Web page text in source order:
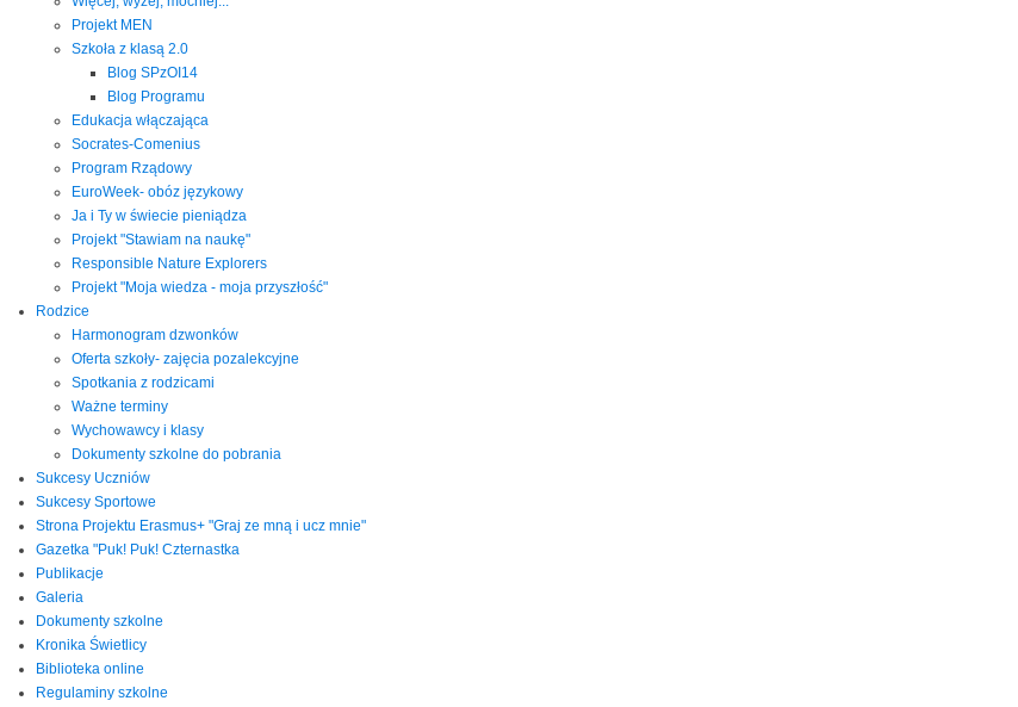
Projekt MEN
Szkoła z klasą 2.0
Blog SPzOI14
Blog Programu
Edukacja włączająca
Socrates-Comenius
Program Rządowy
EuroWeek- obóz językowy
Ja i Ty w świecie pieniądza
Projekt "Stawiam na naukę"
Responsible Nature Explorers
Projekt "Moja wiedza - moja przyszłość"
Rodzice
Harmonogram dzwonków
Oferta szkoły- zajęcia pozalekcyjne
Spotkania z rodzicami
Ważne terminy
Wychowawcy i klasy
Dokumenty szkolne do pobrania
Sukcesy Uczniów
Sukcesy Sportowe
Strona Projektu Erasmus+ "Graj ze mną i ucz mnie"
Gazetka "Puk! Puk! Czternastka
Publikacje
Galeria
Dokumenty szkolne
Kronika Świetlicy
Biblioteka online
Regulaminy szkolne